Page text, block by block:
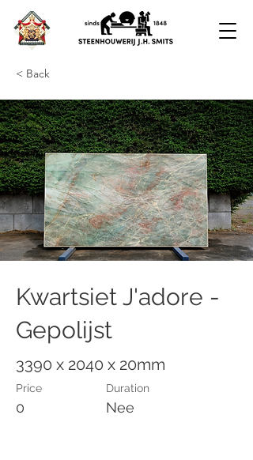
< Back
Kwartsiet J'adore -
Gepolijst
3390 x 2040 x 20mm
Price
0
Duration
Nee